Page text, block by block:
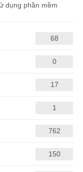
dụng phần mềm
68
0
17
1
762
150